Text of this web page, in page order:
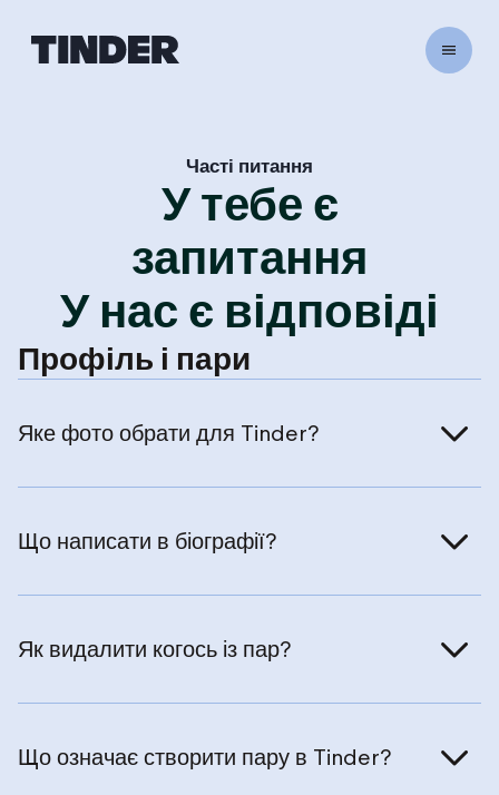
н
а
о
р
н
к
а
n
e
Часті питання
У тебе є
запитання
У нас є відповіді
Профіль і пари
Яке фото обрати для Tinder?
Що написати в біографії?
Як видалити когось із пар?
Що означає створити пару в Tinder?